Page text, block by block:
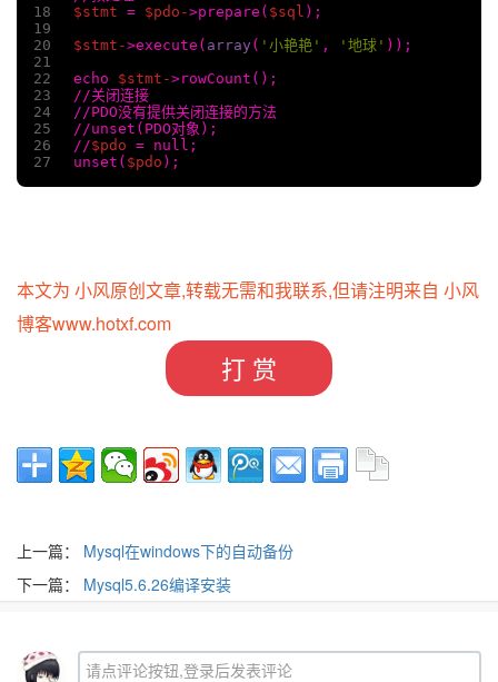
18
19
20
21
22
23
24
25
26
27
$stmt = $pdo->prepare( $sql );
$stmt->execute( array ( '小艳艳' , '地球' ));
echo $stmt->rowCount();
//关闭连接
//PDO没有提供关闭连接的方法
//unset(PDO对象);
//$pdo = null;
unset( $pdo );
本文为 小风原创文章,转载无需和我联系,但请注明来自 小风
博客www.hotxf.com
打 赏
上一篇： Mysql在windows下的自动备份
下一篇： Mysql5.6.26编译安装
请点评论按钮,登录后发表评论